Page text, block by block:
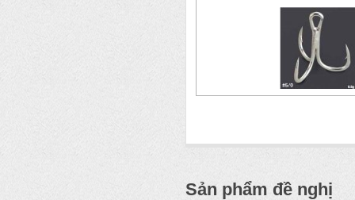
Sản phẩm đề nghị